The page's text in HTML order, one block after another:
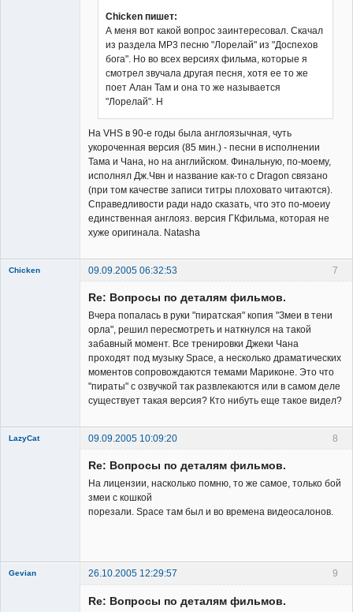
Chicken пишет:
А меня вот какой вопрос заинтересовал. Скачал
из раздела МР3 песню "Лорелай" из "Доспехов
бога". Но во всех версиях фильма, которые я
смотрел звучала другая песня, хотя ее то же
поет Алан Там и она то же называется
"Лорелай". Н
На VHS в 90-е годы была англоязычная, чуть
укороченная версия (85 мин.) - песни в исполнении
Тама и Чана, но на английском. Финальную, по-моему,
исполнял Дж.Чвн и название как-то с Dragon связано
(при том качестве записи титры плоховато читаются).
Справедливости ради надо сказать, что это по-моеиу
единственная англояз. версия ГКфильма, которая не
хуже оригинала. Natasha
7
Chicken
09.09.2005 06:32:53
Re: Вопросы по деталям фильмов.
Вчера попалась в руки "пиратская" копия "Змеи в тени
орла", решил пересмотреть и наткнулся на такой
забавный момент. Все тренировки Джеки Чана
проходят под музыку Space, а несколько драматических
моментов сопровождаются темами Мариконе. Это что
"пираты" с озвучкой так развлекаются или в самом деле
существует такая версия? Кто нибуть еще такое видел?
8
LazyCat
09.09.2005 10:09:20
Re: Вопросы по деталям фильмов.
На лицензии, насколько помню, то же самое, только бой
змеи с кошкой
порезали. Space там был и во времена видеосалонов.
9
Gevian
26.10.2005 12:29:57
Re: Вопросы по деталям фильмов.